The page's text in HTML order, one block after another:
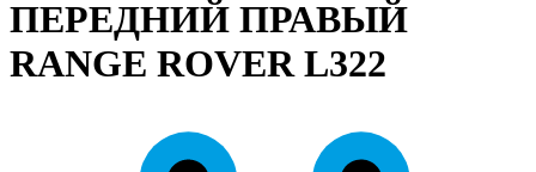
ПЕРЕДНИЙ ПРАВЫЙ
RANGE ROVER L322